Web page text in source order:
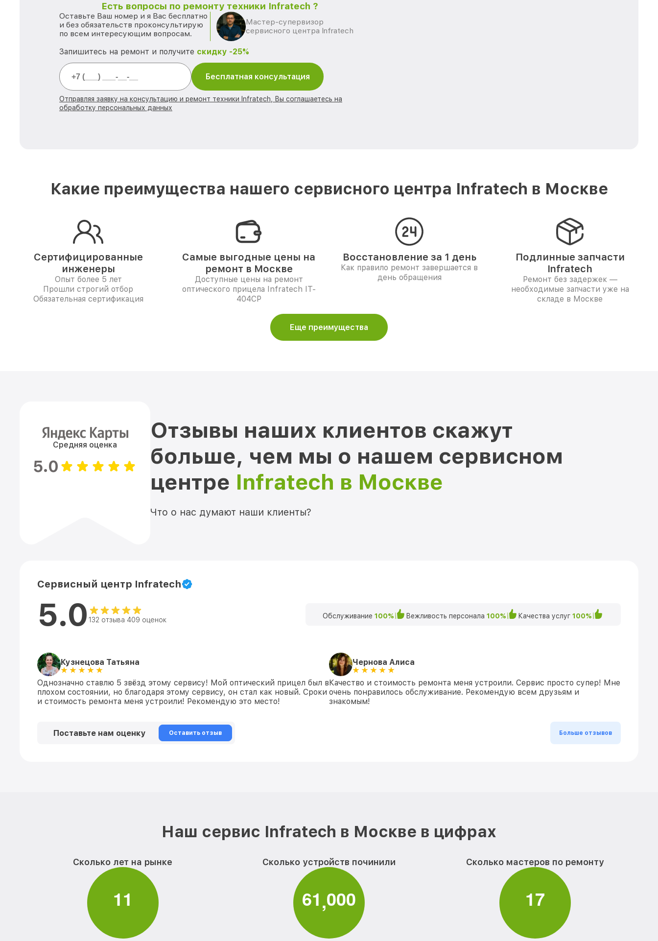
Есть вопросы по ремонту техники Infratech ?
Оставьте Ваш номер и я Вас бесплатно
и без обязательств проконсультирую
по всем интересующим вопросам.
Мастер-супервизор
сервисного центра Infratech
Запишитесь на ремонт и получите скидку -25%
Бесплатная консультация
Отправляя заявку на консультацию и ремонт техники Infratech, Вы соглашаетесь на
обработку персональных данных
Какие преимущества нашего сервисного центра Infratech в Москве
Сертифицированные
инженеры
Опыт более 5 лет
Прошли строгий отбор
Обязательная сертификация
Самые выгодные цены на
ремонт в Москве
Доступные цены на ремонт
оптического прицела Infratech IT-
404CP
Восстановление за 1 день
Как правило ремонт завершается в
день обращения
Подлинные запчасти
Infratech
Ремонт без задержек —
необходимые запчасти уже на
складе в Москве
Еще преимущества
Средняя оценка
5.0
Отзывы наших клиентов скажут
больше, чем мы о нашем сервисном
центре Infratech в Москве
Что о нас думают наши клиенты?
Сервисный центр Infratech
5.0 132 отзыва 409 оценок Обслуживание 100% Вежливость персонала 100% Качества услуг 100%
Кузнецова Татьяна
Однозначно ставлю 5 звёзд этому сервису! Мой оптический прицел был в
плохом состоянии, но благодаря этому сервису, он стал как новый. Сроки
и стоимость ремонта меня устроили! Рекомендую это место!
Чернова Алиса
Качество и стоимость ремонта меня устроили. Сервис просто супер! Мне
очень понравилось обслуживание. Рекомендую всем друзьям и
знакомым!
Поставьте нам оценку Оставить отзыв Больше отзывов
Наш сервис Infratech в Москве в цифрах
Сколько лет на рынке
11
Сколько устройств починили
61,000
Сколько мастеров по ремонту
17